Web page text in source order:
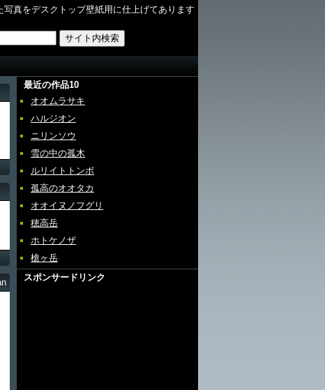
写真をデスクトップ壁紙用に仕上げてあります
最近の作品10
オオムラサキ
ハルジオン
ニリンソウ
雪の中の孤木
ルリイトトンボ
孤高のオオタカ
オオイヌノフグリ
穂高岳
ホトケノザ
槍ヶ岳
スポンサードリンク